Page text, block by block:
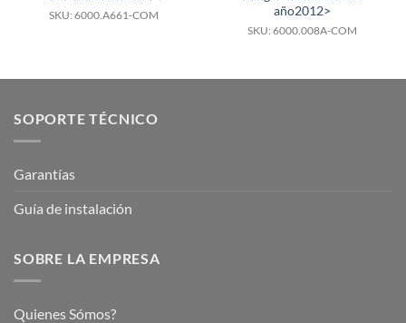
SKU: 6000.A661-COM
año2012>
SKU: 6000.008A-COM
SOPORTE TÉCNICO
Garantías
Guía de instalación
SOBRE LA EMPRESA
Quienes Sómos?